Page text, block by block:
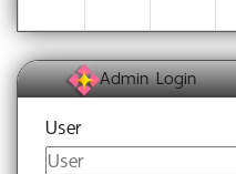
Admin Login
User